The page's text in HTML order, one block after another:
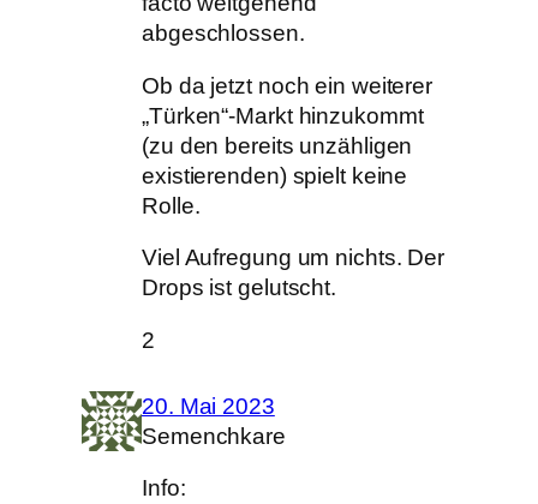
abgeschlossen.
Ob da jetzt noch ein weiterer
„Türken“-Markt hinzukommt
(zu den bereits unzähligen
existierenden) spielt keine
Rolle.
Viel Aufregung um nichts. Der
Drops ist gelutscht.
2
20. Mai 2023
Semenchkare
Info: